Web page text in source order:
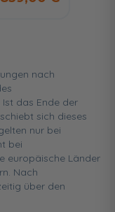
Hochglanz
Schwarz
Hochglanz
nach
das Ende der
sich dieses
nur bei
bei
europäische Länder
Nach
über den